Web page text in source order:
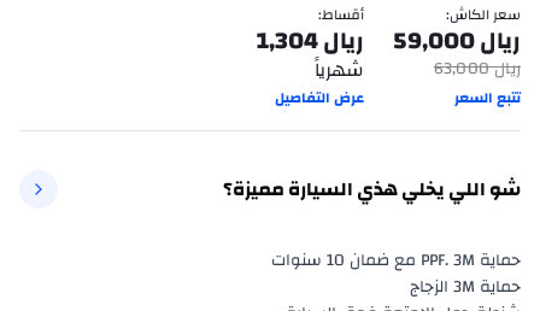
سعر الكاش:
ريال59,000
ريال63,000
تتبع السعر
أقساط:
ريال1,304
شهرياً
عرض التفاصيل
شو اللي يخلي هذي السيارة مميزة؟